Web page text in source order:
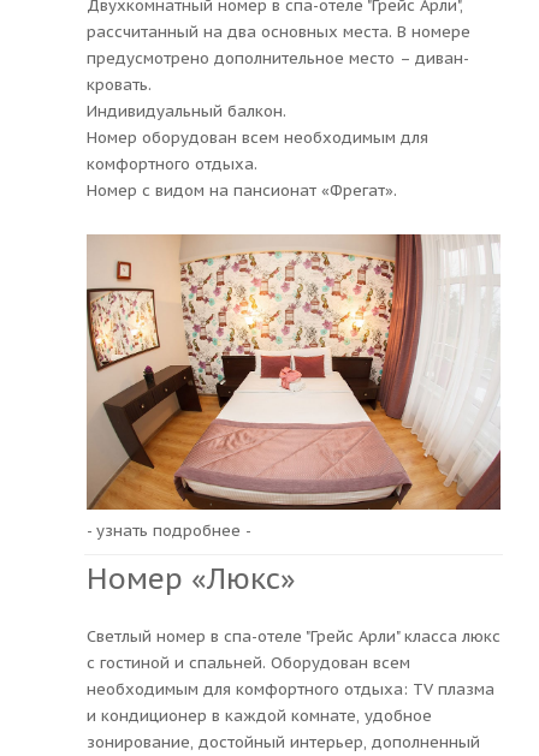
Двухкомнатный номер в спа-отеле "Грейс Арли",
рассчитанный на два основных места. В номере
предусмотрено дополнительное место – диван-
кровать.
Индивидуальный балкон.
Номер оборудован всем необходимым для
комфортного отдыха.
Номер с видом на пансионат «Фрегат».
- узнать подробнее -
Номер «Люкс»
Светлый номер в спа-отеле "Грейс Арли" класса люкс
с гостиной и спальней. Оборудован всем
необходимым для комфортного отдыха: TV плазма
и кондиционер в каждой комнате, удобное
зонирование, достойный интерьер, дополненный